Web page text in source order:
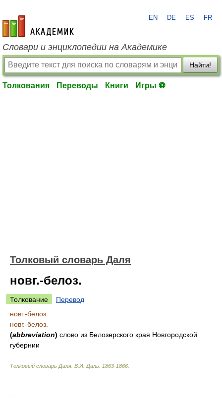
academic.ru
EN DE ES FR
Словари и энциклопедии на Академике
Найти!
Толкования Переводы Книги Игры ⚽
Толковый словарь Даля
новг.-белоз.
Толкование
Перевод
новг.-белоз.
новг.-белоз.
(abbreviation) слово из Белозерского края Новгородской
губернии
Толковый словарь Даля В.И. Даль. 1863-1866